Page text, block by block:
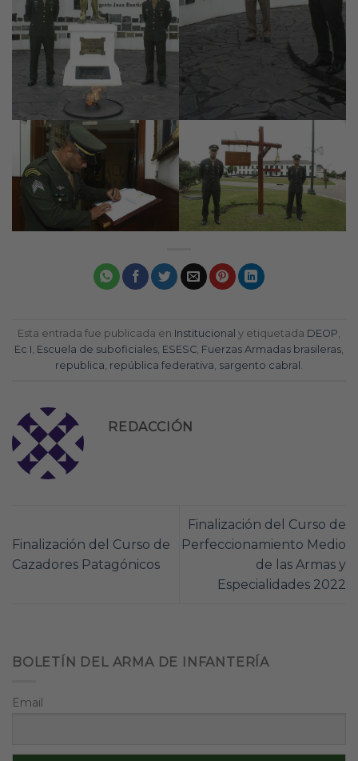
Esta entrada fue publicada en Institucional y etiquetada DEOP
Ec I Escuela de suboficiales ESESC Fuerzas Armadas brasileras
republica república federativa sargento cabral
REDACCIÓN
Finalización del Curso de
Cazadores Patagónicos
Finalización del Curso de
Perfeccionamiento Medio
de las Armas y
Especialidades 2022
BOLETÍN DEL ARMA DE INFANTERÍA
Email